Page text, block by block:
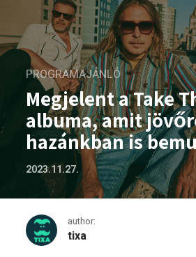
PROGRAMAJÁNLÓ
Megjelent a Take
albuma, amit
hazánkban is
2023.11.27.
author:
tixa